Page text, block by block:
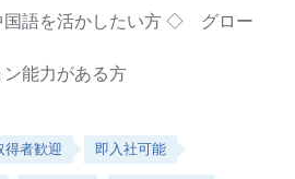
語を活かしたい方◇ グロー
能力がある方
得者歓迎 即入社可能